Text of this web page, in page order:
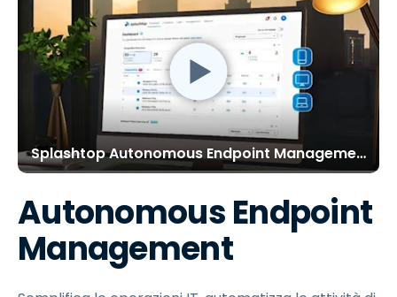
Splashtop Autonomous Endpoint Management (AEM)
Autonomous Endpoint
Management